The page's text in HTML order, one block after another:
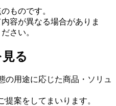
ものです。
容が異なる場合がありま
さい。
る
の用途に応じた商品・ソリュ
案をしてまいります。